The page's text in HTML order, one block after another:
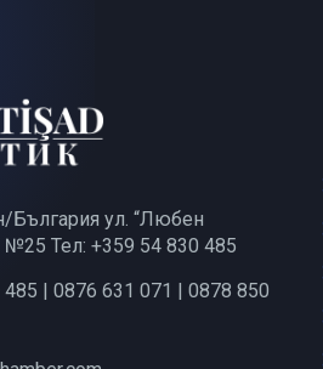
ул. “Любен
№25 Тел: +359 54 830 485
| 0876 631 071 | 0878 850